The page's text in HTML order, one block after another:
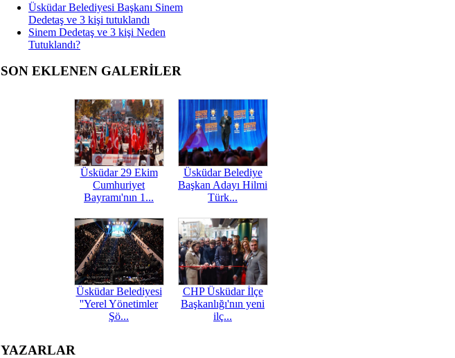
Üsküdar Belediyesi Başkanı Sinem
Dedetaş ve 3 kişi tutuklandı
Sinem Dedetaş ve 3 kişi Neden
Tutuklandı?
SON EKLENEN GALERİLER
Üsküdar 29 Ekim
Cumhuriyet
Bayramı'nın 1...
Üsküdar Belediye
Başkan Adayı Hilmi
Türk...
Üsküdar Belediyesi
''Yerel Yönetimler
Şö...
CHP Üsküdar İlçe
Başkanlığı'nın yeni
ilç...
YAZARLAR